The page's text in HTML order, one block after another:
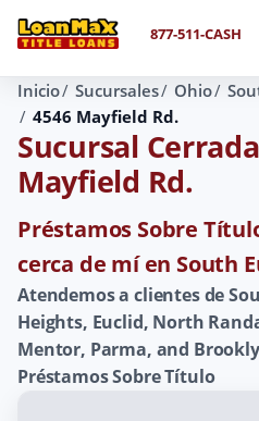
877-511-CASH
Inicio Sucursales Ohio
4546 Mayfield Rd.
Sucursal
Mayfield Rd.
Préstamos Sobre
cerca de mí en South
Atendemos a clientes de
Heights, Euclid, North
Mentor, Parma, and
Préstamos Sobre Título